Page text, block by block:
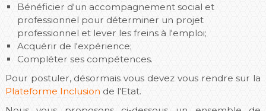
Bénéficier d'un accompagnement social et
professionnel pour déterminer un projet
professionnel et lever les freins à l'emploi;
Acquérir de l'expérience;
Compléter ses compétences.
Pour postuler, désormais vous devez vous rendre sur la
Plateforme Inclusion de l'Etat.